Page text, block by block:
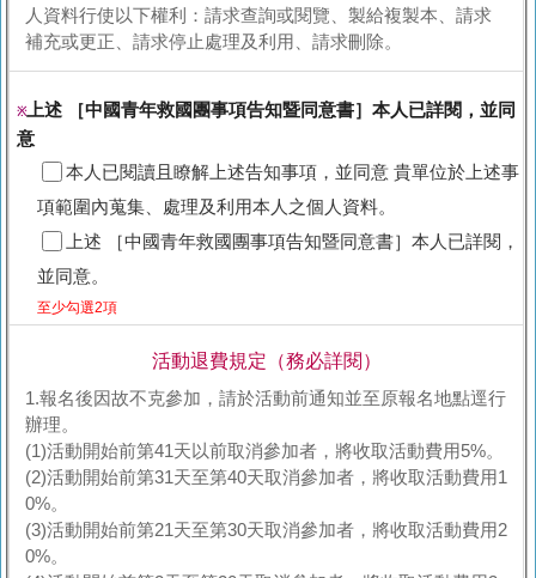
人資料行使以下權利：請求查詢或閱覽、製給複製本、請求
補充或更正、請求停止處理及利用、請求刪除。
※上述 ［中國青年救國團事項告知暨同意書］本人已詳閱，並同
意
本人已閱讀且瞭解上述告知事項，並同意 貴單位於上述事
項範圍內蒐集、處理及利用本人之個人資料。
上述 ［中國青年救國團事項告知暨同意書］本人已詳閱，
並同意。
至少勾選2項
活動退費規定（務必詳閱）
1.報名後因故不克參加，請於活動前通知並至原報名地點逕行
辦理。
(1)活動開始前第41天以前取消參加者，將收取活動費用5%。
(2)活動開始前第31天至第40天取消參加者，將收取活動費用1
0%。
(3)活動開始前第21天至第30天取消參加者，將收取活動費用2
0%。